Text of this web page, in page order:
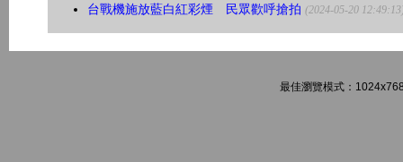
台戰機施放藍白紅彩煙 民眾歡呼搶拍 (2024-05-20
最佳瀏覽模式：